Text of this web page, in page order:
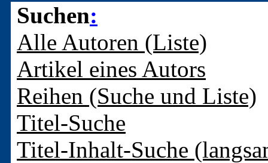
Suchen:
Alle Autoren (Liste)
Artikel eines Autors
Reihen (Suche und Liste)
Titel-Suche
Titel-Inhalt-Suche